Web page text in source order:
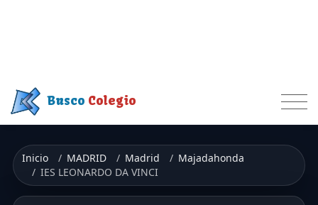
Busco Colegio
Inicio MADRID Madrid
Majadahonda
IES LEONARDO DA VINCI